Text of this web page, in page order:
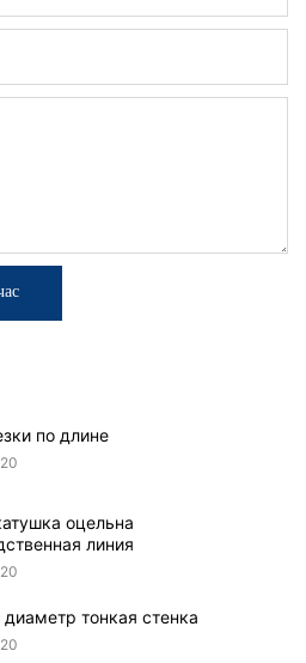
по длине
20
оцельна
линия
20
тонкая стенка
20